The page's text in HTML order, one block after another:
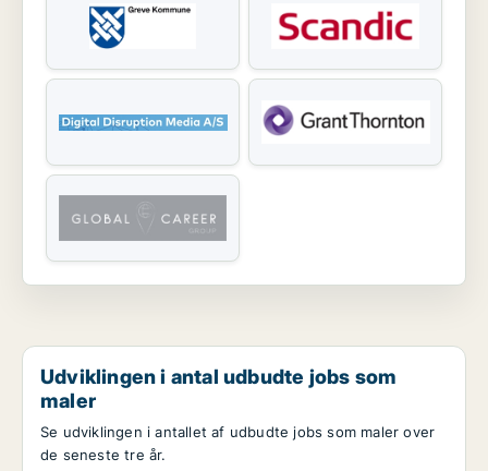
Udviklingen i antal udbudte jobs som
maler
Se udviklingen i antallet af udbudte jobs som maler over
de seneste tre år.